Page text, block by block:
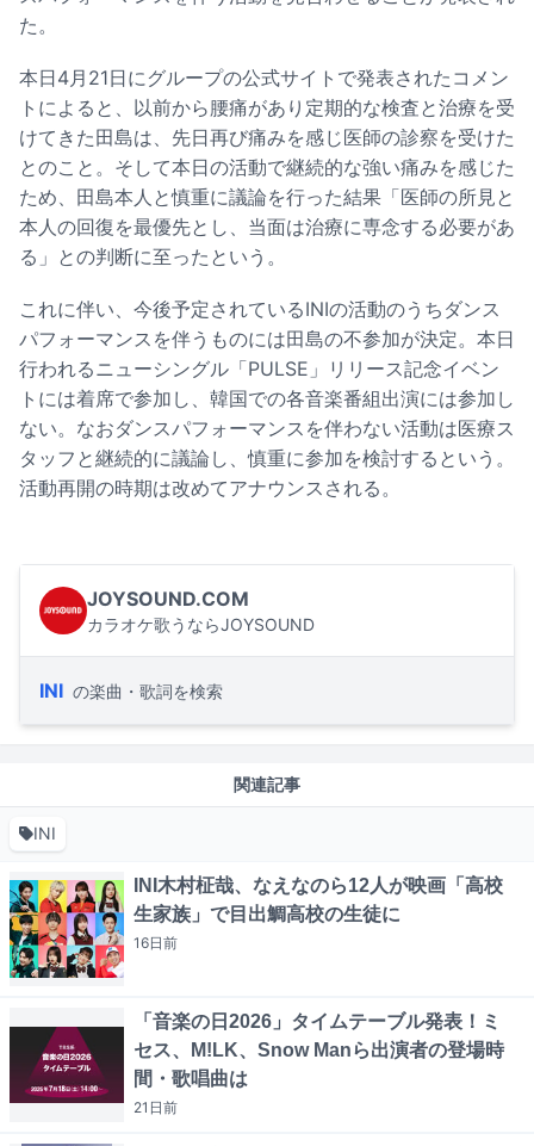
た。
本日4月21日にグループの公式サイトで発表されたコメン
トによると、以前から腰痛があり定期的な検査と治療を受
けてきた田島は、先日再び痛みを感じ医師の診察を受けた
とのこと。そして本日の活動で継続的な強い痛みを感じた
ため、田島本人と慎重に議論を行った結果「医師の所見と
本人の回復を最優先とし、当面は治療に専念する必要があ
る」との判断に至ったという。
これに伴い、今後予定されているINIの活動のうちダンス
パフォーマンスを伴うものには田島の不参加が決定。本日
行われるニューシングル「PULSE」リリース記念イベン
トには着席で参加し、韓国での各音楽番組出演には参加し
ない。なおダンスパフォーマンスを伴わない活動は医療ス
タッフと継続的に議論し、慎重に参加を検討するという。
活動再開の時期は改めてアナウンスされる。
JOYSOUND.COM
カラオケ歌うならJOYSOUND
INI の楽曲・歌詞を検索
関連記事
INI
INI木村柾哉、なえなのら12人が映画「高校
生家族」で目出鯛高校の生徒に
16日前
「音楽の日2026」タイムテーブル発表！ミ
セス、M!LK、Snow Manら出演者の登場時
間・歌唱曲は
21日前